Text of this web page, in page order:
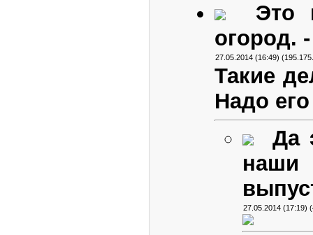
Это
огород.
27.05.2014 (16:49)
Такие
Надо
Да
27.05.2014 (17:19)